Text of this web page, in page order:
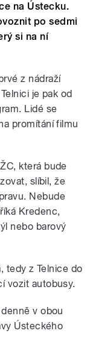
na Ústecku.
po sedmi
si na ní
z nádraží
je pak od
Lidé se
promítání filmu
která bude
slíbil, že
Nebude
Kredenc,
nebo barový
tedy z Telnice do
vozit autobusy.
v obou
Ústeckého